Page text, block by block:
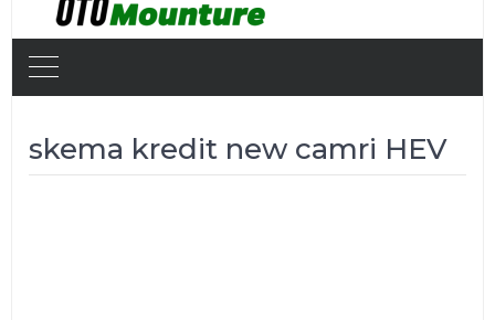
skema kredit new camri HEV